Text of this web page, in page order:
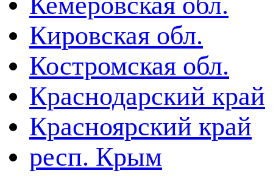
Кировская обл.
Костромская обл.
Краснодарский край
Красноярский край
респ. Крым